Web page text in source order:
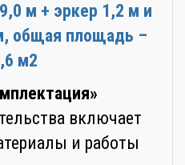
м + эркер 1,2 м и
общая площадь –
м2
включает
и работы